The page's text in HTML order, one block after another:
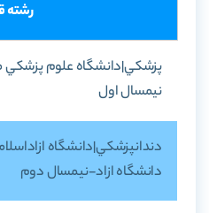
رشته
پزشکي|دانشگاه علوم پزشکي
نيمسال اول
دندانپزشکي|دانشگاه
دانشگاه ازاد-نيمسال دوم